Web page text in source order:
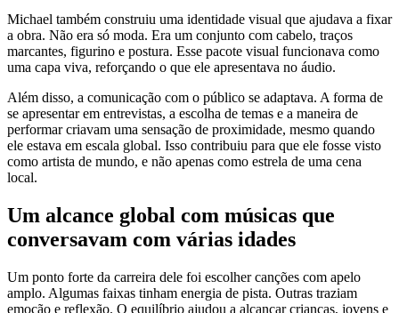
Michael também construiu uma identidade visual que ajudava a fixar
a obra. Não era só moda. Era um conjunto com cabelo, traços
marcantes, figurino e postura. Esse pacote visual funcionava como
uma capa viva, reforçando o que ele apresentava no áudio.
Além disso, a comunicação com o público se adaptava. A forma de
se apresentar em entrevistas, a escolha de temas e a maneira de
performar criavam uma sensação de proximidade, mesmo quando
ele estava em escala global. Isso contribuiu para que ele fosse visto
como artista de mundo, e não apenas como estrela de uma cena
local.
Um alcance global com músicas que
conversavam com várias idades
Um ponto forte da carreira dele foi escolher canções com apelo
amplo. Algumas faixas tinham energia de pista. Outras traziam
emoção e reflexão. O equilíbrio ajudou a alcançar crianças, jovens e